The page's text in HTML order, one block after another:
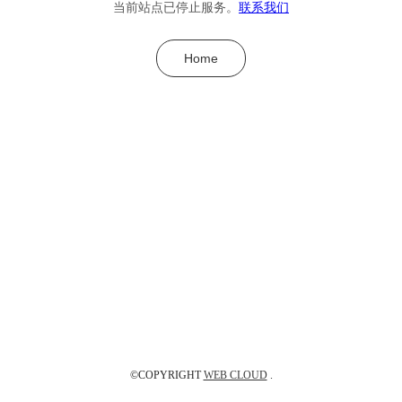
当前站点已停止服务。 联系我们
Home
©COPYRIGHTWEB CLOUD.